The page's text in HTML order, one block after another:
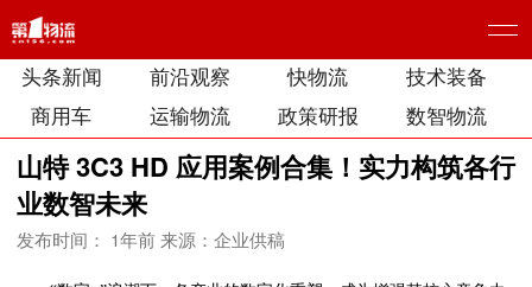
头条新闻 前沿观察 快物流
技术装备
商用车
运输物流 政策研报 数智物流
​山特 3C3 HD 应用案例合集！实力构筑各行
业数智未来
发布时间： 1年前来源：企业供稿